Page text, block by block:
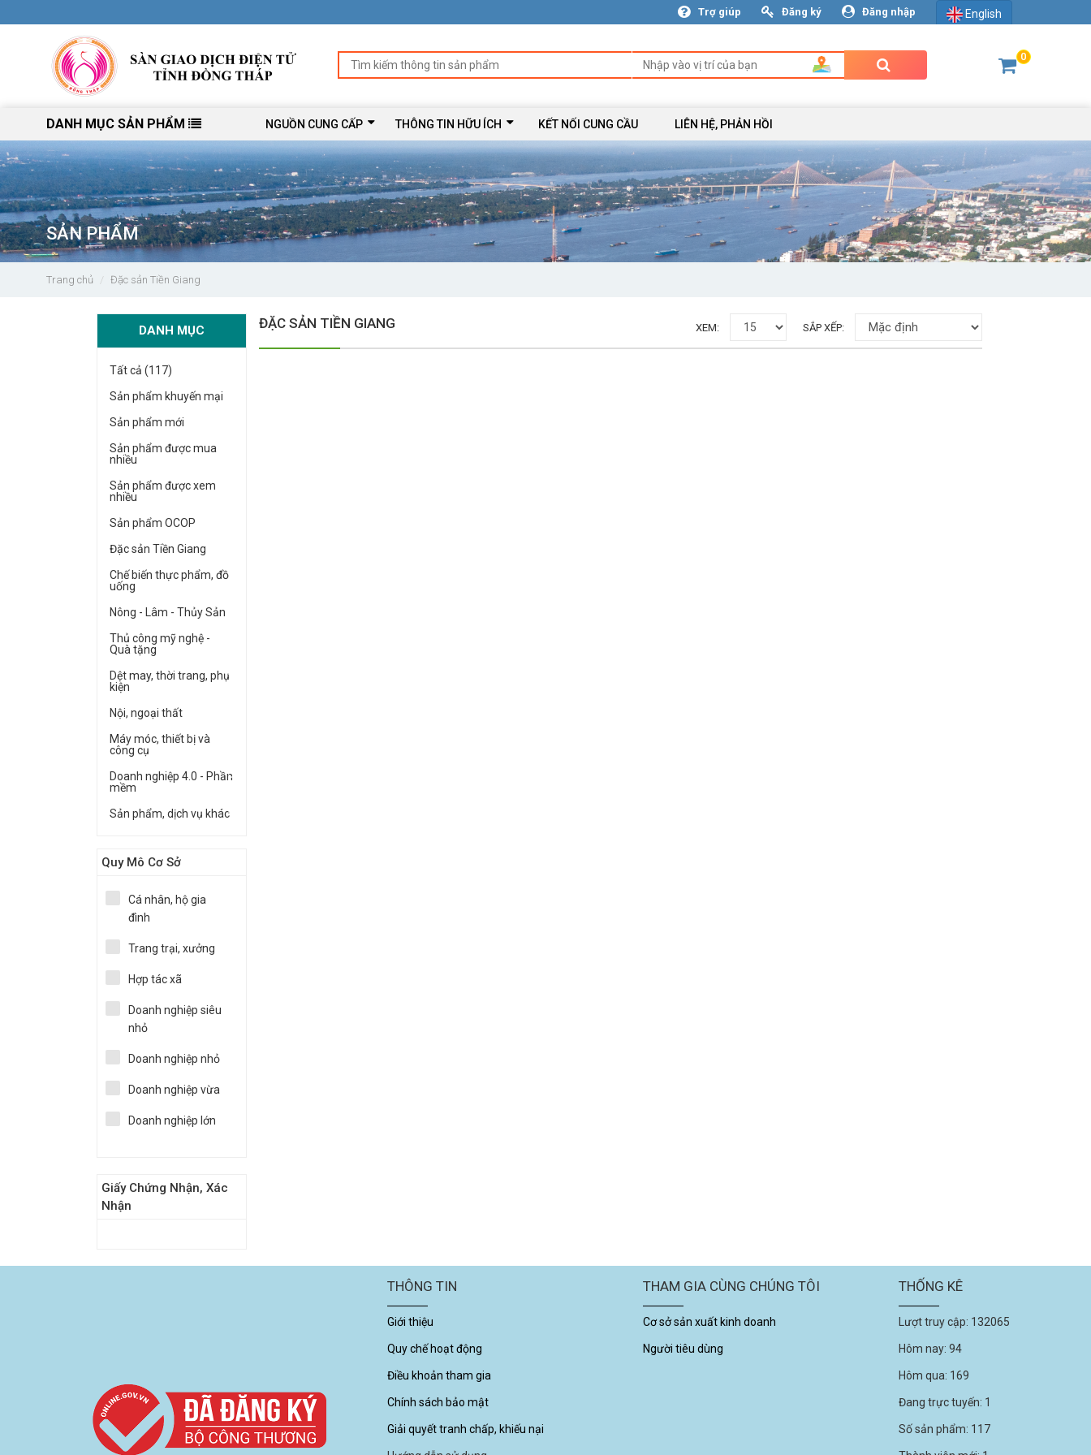
Trợ giúp Đăng ký Đăng nhập English
0
DANH MỤC SẢN PHẨM NGUỒN CUNG CẤP THÔNG TIN HỮU ÍCH KẾT NỐI CUNG CẦU LIÊN HỆ, PHẢN HỒI
SẢN PHẨM
Trang chủ Đặc sản Tiền Giang
DANH MỤC
Tất cả (117)
Sản phẩm khuyến mại
Sản phẩm mới
Sản phẩm được mua
nhiều
Sản phẩm được xem
nhiều
Sản phẩm OCOP
Đặc sản Tiền Giang
Chế biến thực phẩm, đồ
uống
Nông - Lâm - Thủy Sản
Thủ công mỹ nghệ -
Quà tặng
Dệt may, thời trang, phụ
kiện
Nội, ngoại thất
Máy móc, thiết bị và
công cụ
Doanh nghiệp 4.0 - Phần
mềm
Sản phẩm, dịch vụ khác
Quy Mô Cơ Sở
Cá nhân, hộ gia
đình
Trang trại, xưởng
Hợp tác xã
Doanh nghiệp siêu
nhỏ
Doanh nghiệp nhỏ
Doanh nghiệp vừa
Doanh nghiệp lớn
Giấy Chứng Nhận, Xác
Nhận
ĐẶC SẢN TIỀN GIANG SẮP XẾP:
XEM:
THÔNG TIN
Giới thiệu
Quy chế hoạt động
Điều khoản tham gia
Chính sách bảo mật
Giải quyết tranh chấp, khiếu nại
THAM GIA CÙNG CHÚNG TÔI
Cơ sở sản xuất kinh doanh
Người tiêu dùng
THỐNG KÊ
Lượt truy cập: 132065
Hôm nay: 94
Hôm qua: 169
Đang trực tuyến: 1
Số sản phẩm: 117